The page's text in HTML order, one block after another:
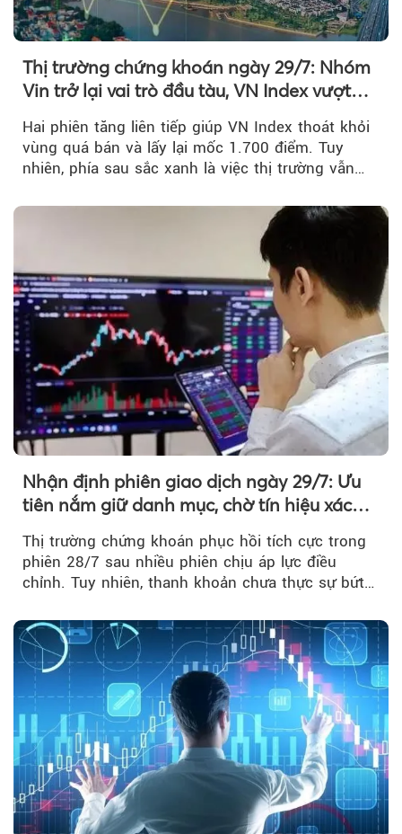
Thị trường chứng khoán ngày 29/7: Nhóm
Vin trở lại vai trò đầu tàu, VN Index vượt
Hai phiên tăng liên tiếp giúp VN Index thoát khỏi
vùng quá bán và lấy lại mốc 1.700 điểm. Tuy
nhiên, phía sau sắc xanh là việc thị trường vẫn
tiền vẫn chưa thực sự trở lại.
Nhận định phiên giao dịch ngày 29/7: Ưu
tiên nắm giữ danh mục, chờ tín hiệu xác
Thị trường chứng khoán phục hồi tích cực trong
phiên 28/7 sau nhiều phiên chịu áp lực điều
chỉnh. Tuy nhiên, thanh khoản chưa thực sự bứt